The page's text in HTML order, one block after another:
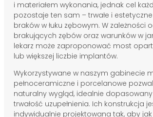
i materiałem wykonania, jednak cel
pozostaje ten sam – trwałe i estetyczne
braków w łuku zębowym. W zależności
brakujących zębów oraz warunków w
lekarz może zaproponować most
lub większej liczbie implantów.
Wykorzystywane w naszym gabinecie
pełnoceramiczne i porcelanowe
naturalny wygląd, idealnie
trwałość uzupełnienia. Ich konstrukcja
indywidualnie projektowana tak, aby